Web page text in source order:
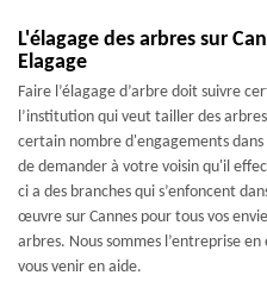
L'élagage des arbres sur
Elagage
Faire l’élagage d’arbre doit suivre
l’institution qui veut tailler des
certain nombre d'engagements
de demander à votre voisin qu'il
ci a des branches qui s’enfoncent
œuvre sur Cannes pour tous vos
arbres. Nous sommes l’entreprise
vous venir en aide.